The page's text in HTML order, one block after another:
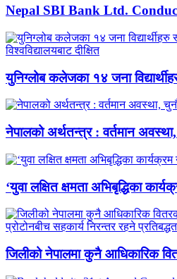
Nepal SBI Bank Ltd.
युनिग्लोब कलेजका १४ जना
नेपालको अर्थतन्त्र : वर्तमान
‘युवा लक्षित क्षमता अभिबृद्धिका
जिलीको नेपालमा कुनै आधिकारिक